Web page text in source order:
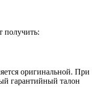
получить:
оригинальной. При
гарантийный талон